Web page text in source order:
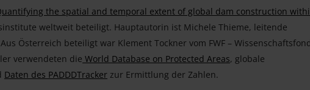
the spatial and temporal extent of global dam construction
weltweit beteiligt. Hauptautorin ist Michele Thieme, leitende
Österreich beteiligt war Klement Tockner vom FWF –
verwendeten die World Database on Protected Areas, globale
Daten des PADDDTracker zur Ermittlung der Zahlen.